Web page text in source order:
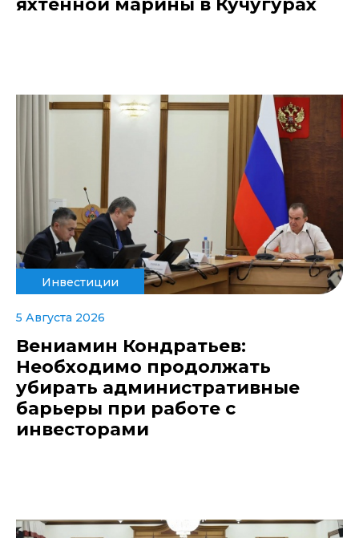
яхтенной марины в Кучугурах
Инвестиции
5 Августа 2026
Вениамин Кондратьев:
Необходимо продолжать
убирать административные
барьеры при работе с
инвесторами